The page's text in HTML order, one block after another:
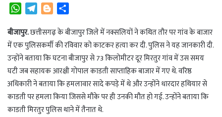
W
a
t
s
A
p
p
l
e
g
r
a
m
o
g
g
e
r
a
r
e
बीजापुर.छत्तीसगढ़ के बीजापुर जिले में नक्सलियों ने कथित तौर पर गांव के बाजार
में एक पुलिसकर्मी की रविवार को काटकर हत्या कर दी. पुलिस ने यह जानकारी दी.
उन्होंने बताया कि घटना बीजापुर से 73 किलोमीटर दूर मिरतुर गांव में उस समय
घटी जब सहायक आरक्षी गोपाल काडती साप्ताहिक बाजार में गए थे. वरिष्ठ
अधिकारी ने बताया कि हमलावार सादे कपड़े में थे और उन्होंने धारदार हथियार से
काडती पर हमला किया जिससे मौके पर ही उनकी मौत हो गई. उन्होंने बताया कि
काडती मिरतुर पुलिस थाने में तैनात थे.